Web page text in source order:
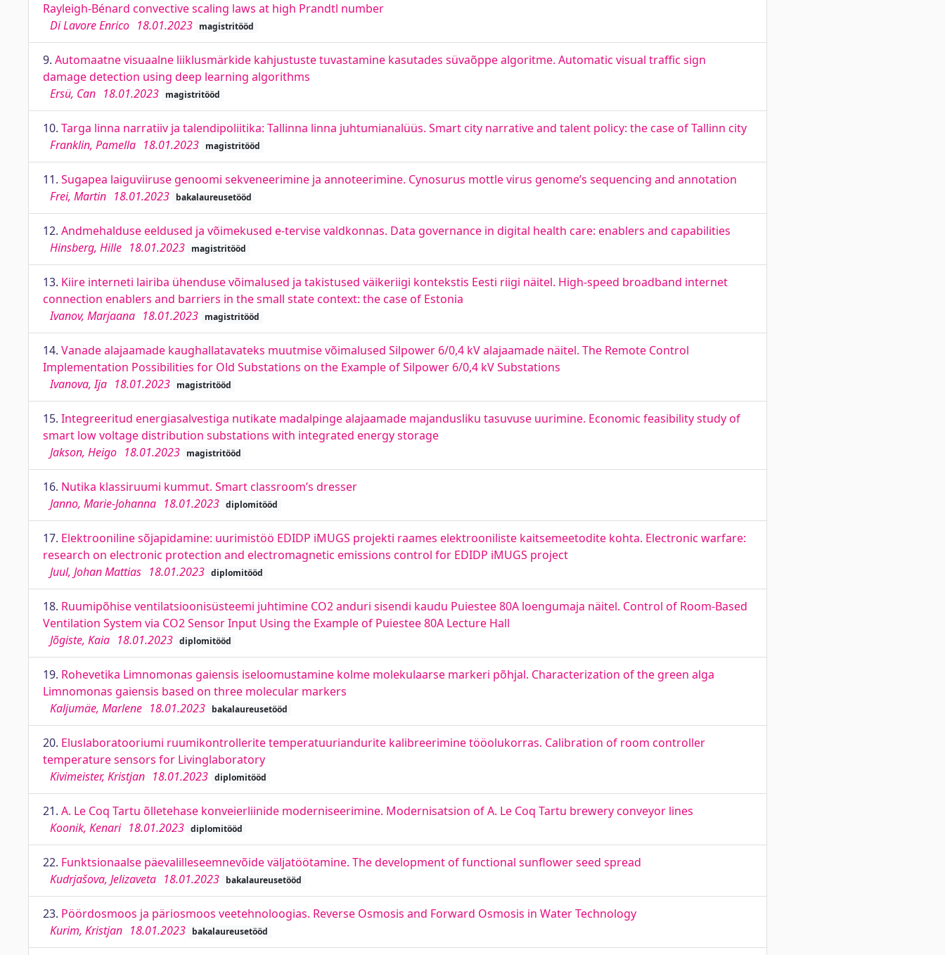
Rayleigh-Bénard convective scaling laws at high Prandtl number
Di Lavore Enrico 18.01.2023 magistritööd
9. Automaatne visuaalne liiklusmärkide kahjustuste tuvastamine kasutades süvaõppe algoritme. Automatic visual traffic sign
damage detection using deep learning algorithms
Ersü, Can 18.01.2023 magistritööd
10. Targa linna narratiiv ja talendipoliitika: Tallinna linna juhtumianalüüs. Smart city narrative and talent policy: the case of Tallinn city
Franklin, Pamella 18.01.2023 magistritööd
11. Sugapea laiguviiruse genoomi sekveneerimine ja annoteerimine. Cynosurus mottle virus genome’s sequencing and annotation
Frei, Martin 18.01.2023 bakalaureusetööd
12. Andmehalduse eeldused ja võimekused e-tervise valdkonnas. Data governance in digital health care: enablers and capabilities
Hinsberg, Hille 18.01.2023 magistritööd
13. Kiire interneti lairiba ühenduse võimalused ja takistused väikeriigi kontekstis Eesti riigi näitel. High-speed broadband internet
connection enablers and barriers in the small state context: the case of Estonia
Ivanov, Marjaana 18.01.2023 magistritööd
14. Vanade alajaamade kaughallatavateks muutmise võimalused Silpower 6/0,4 kV alajaamade näitel. The Remote Control
Implementation Possibilities for Old Substations on the Example of Silpower 6/0,4 kV Substations
Ivanova, Ija 18.01.2023 magistritööd
15. Integreeritud energiasalvestiga nutikate madalpinge alajaamade majandusliku tasuvuse uurimine. Economic feasibility study of
smart low voltage distribution substations with integrated energy storage
Jakson, Heigo 18.01.2023 magistritööd
16. Nutika klassiruumi kummut. Smart classroom’s dresser
Janno, Marie-Johanna 18.01.2023 diplomitööd
17. Elektrooniline sõjapidamine: uurimistöö EDIDP iMUGS projekti raames elektrooniliste kaitsemeetodite kohta. Electronic warfare:
research on electronic protection and electromagnetic emissions control for EDIDP iMUGS project
Juul, Johan Mattias 18.01.2023 diplomitööd
18. Ruumipõhise ventilatsioonisüsteemi juhtimine CO2 anduri sisendi kaudu Puiestee 80A loengumaja näitel. Control of Room-Based
Ventilation System via CO2 Sensor Input Using the Example of Puiestee 80A Lecture Hall
Jõgiste, Kaia 18.01.2023 diplomitööd
19. Rohevetika Limnomonas gaiensis iseloomustamine kolme molekulaarse markeri põhjal. Characterization of the green alga
Limnomonas gaiensis based on three molecular markers
Kaljumäe, Marlene 18.01.2023 bakalaureusetööd
20. Eluslaboratooriumi ruumikontrollerite temperatuuriandurite kalibreerimine tööolukorras. Calibration of room controller
temperature sensors for Livinglaboratory
Kivimeister, Kristjan 18.01.2023 diplomitööd
21. A. Le Coq Tartu õlletehase konveierliinide moderniseerimine. Modernisatsion of A. Le Coq Tartu brewery conveyor lines
Koonik, Kenari 18.01.2023 diplomitööd
22. Funktsionaalse päevalilleseemnevõide väljatöötamine. The development of functional sunflower seed spread
Kudrjašova, Jelizaveta 18.01.2023 bakalaureusetööd
23. Pöördosmoos ja päriosmoos veetehnoloogias. Reverse Osmosis and Forward Osmosis in Water Technology
Kurim, Kristjan 18.01.2023 bakalaureusetööd